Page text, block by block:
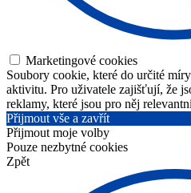
Marketingové cookies
Soubory cookie, které do určité
aktivitu. Pro uživatele zajišťují, že
reklamy, které jsou pro něj
Přijmout vše a zavřít
Přijmout moje volby
Pouze nezbytné cookies
Zpět